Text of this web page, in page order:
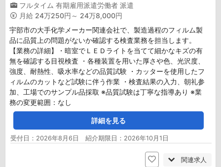
フルタイム 有期雇用派遣労働者 派遣
月給 24万250円～ 24万8,000円
宇部市の大手化学メーカー関連会社で、製造過程のフィルム製
品に品質上の問題がないか確認する検査業務を担当します。
【業務の詳細】・暗室でＬＥＤライトを当てて細かなキズの有
無を確認する目視検査 ・各種装置を用いた厚さや色、光沢度、
強度、耐熱性、吸水率などの品質試験 ・カッターを使用したフ
ィルムのカットなど試験に伴う作業 ・検査結果の入力、朝礼参
加、工場でのサンプル品採取 ※品質試験は丁寧な指導あり ※業
務の変更範囲：なし
詳細を見る
受付日：2026年8月6日 紹介期限日：2026年10月1日
関連求人